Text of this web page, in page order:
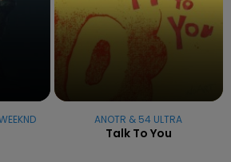
ANOTR & 54 ULTRA
Talk To You